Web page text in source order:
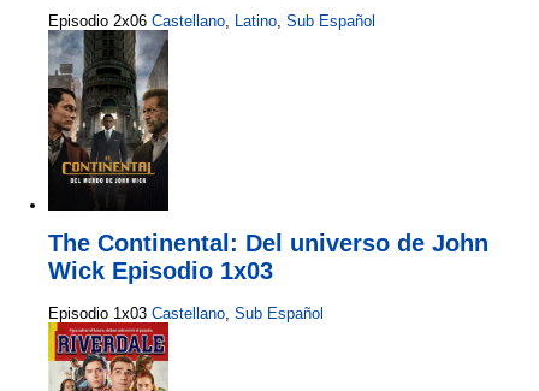
Episodio 2x06 Castellano, Latino, Sub Español
The Continental: Del universo de John
Wick Episodio 1x03
Episodio 1x03 Castellano, Sub Español